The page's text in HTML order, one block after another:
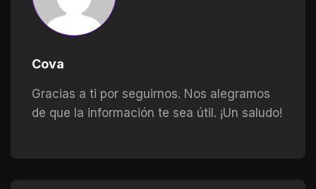
Cova
Gracias a ti por seguirnos. Nos alegramos
de que la información te sea útil. ¡Un saludo!